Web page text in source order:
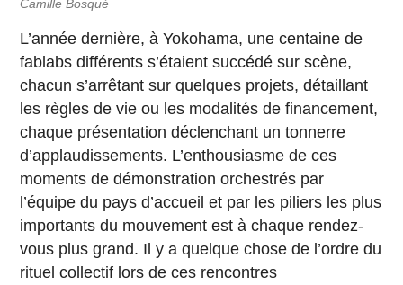
Camille Bosqué
L’année dernière, à Yokohama, une centaine de
fablabs différents s’étaient succédé sur scène,
chacun s’arrêtant sur quelques projets, détaillant
les règles de vie ou les modalités de financement,
chaque présentation déclenchant un tonnerre
d’applaudissements. L’enthousiasme de ces
moments de démonstration orchestrés par
l’équipe du pays d’accueil et par les piliers les plus
importants du mouvement est à chaque rendez-
vous plus grand. Il y a quelque chose de l’ordre du
rituel collectif lors de ces rencontres